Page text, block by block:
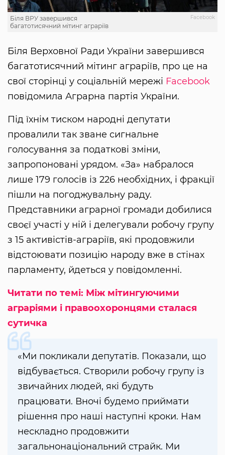
Facebook
Біля ВРУ завершився
багатотисячний мітинг аграріїв
Біля Верховної Ради України завершився
багатотисячний мітинг аграріїв, про це на
свої сторінці у соціальній мережі Facebook
повідомила Аграрна партія України.
Під їхнім тиском народні депутати
провалили так зване сигнальне
голосування за податкові зміни,
запропоновані урядом. «За» набралося
лише 179 голосів із 226 необхідних, і фракції
пішли на погоджувальну раду.
Представники аграрної громади добилися
своєї участі у ній і делегували робочу групу
з 15 активістів-аграріїв, які продовжили
відстоювати позицію народу вже в стінах
парламенту, йдеться у повідомленні.
Читати по темі: Між мітингуючими
аграріями і правоохоронцями сталася
сутичка
«Ми покликали депутатів. Показали, що
відбувається. Створили робочу групу із
звичайних людей, які будуть
працювати. Вночі будемо приймати
рішення про наші наступні кроки. Нам
нескладно продовжити
загальнонаціональний страйк. Ми